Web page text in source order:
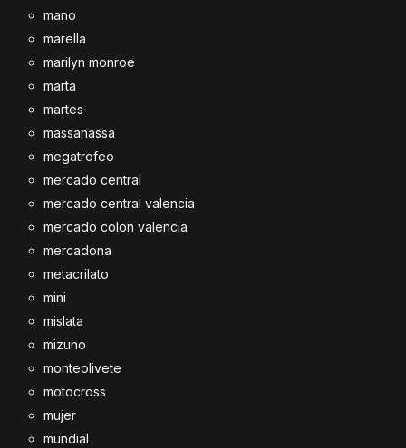
mano
marella
marilyn monroe
marta
martes
massanassa
megatrofeo
mercado central
mercado central valencia
mercado colon valencia
mercadona
metacrilato
mini
mislata
mizuno
monteolivete
motocross
mujer
mundial